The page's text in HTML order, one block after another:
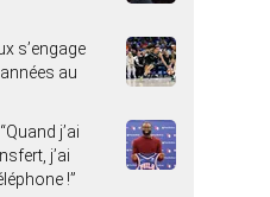
s’engage
au
j’ai
j’ai
!”